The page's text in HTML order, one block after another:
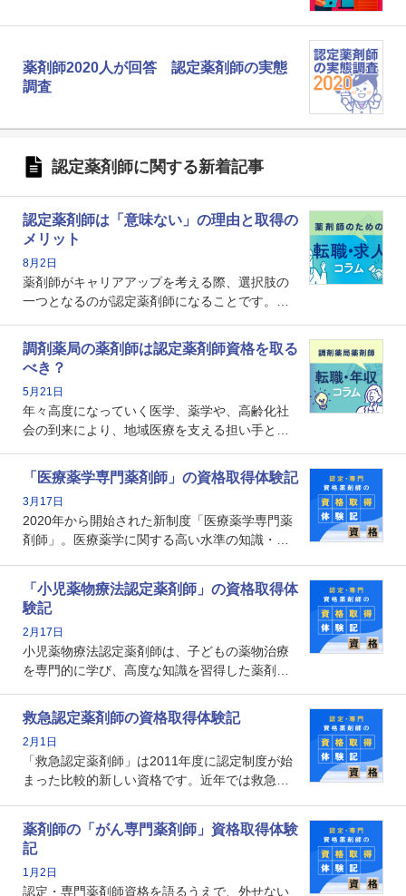
薬剤師2020人が回答 認定薬剤師の実態
調査
認定薬剤師に関する新着記事
認定薬剤師は「意味ない」の理由と取得の
メリット
8月2日
薬剤師がキャリアアップを考える際、選択肢の
一つとなるのが認定薬剤師になることです。し
という声を聞いたことがあるかもしれません。
本記事では、認定薬剤師が「意味ない」といわ
れる理由や、取得するメリット、年収・キャリ
アへの影響を解説します。
調剤薬局の薬剤師は認定薬剤師資格を取る
べき？
5月21日
年々高度になっていく医学、薬学や、高齢化社
会の到来により、地域医療を支える担い手とし
で、重要度が増しているのが認定薬剤師という
資格です。認定薬剤師とはいったいどんな資格
なのでしょうか。それを取得するとどのような
メリットがあるのでしょうか。
「医療薬学専門薬剤師」の資格取得体験記
3月17日
2020年から開始された新制度「医療薬学専門薬
剤師」。医療薬学に関する高い水準の知識・技
となります。取得要件は多岐に渡り、審査も複
数回ありますが、患者さんに対して一定の能力
の証明になる資格と言えます。
「小児薬物療法認定薬剤師」の資格取得体
験記
2月17日
小児薬物療法認定薬剤師は、子どもの薬物治療
を専門的に学び、高度な知識を習得した薬剤師
や、特有の疾患、心理状況を理解し、専門性を
深めることで、子どもとその保護者に寄り添え
る存在です。今回はそんな小児薬物療法認定薬
剤師の取得体験記をご紹介します。
救急認定薬剤師の資格取得体験記
2月1日
「救急認定薬剤師」は2011年度に認定制度が始
まった比較的新しい資格です。近年では救急病
増えているのではないでしょうか。今回はそん
な救急認定薬剤師の取得体験記をご紹介しま
す。
薬剤師の「がん専門薬剤師」資格取得体験
記
1月2日
認定・専門薬剤師資格を語るうえで、外せない